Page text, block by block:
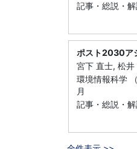
記事・総説・
ポスト2030ア
宮下 直士, 松
環境情報科学
月
記事・総説・